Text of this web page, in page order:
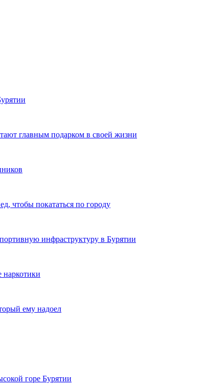
главным подарком в своей жизни
чтобы покататься по городу
инфраструктуру в Бурятии
наркотики
ему надоел
горе Бурятии